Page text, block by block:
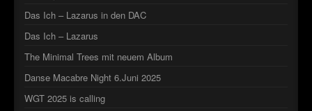
►
►
Das Ich – Lazarus in den DAC
Das Ich – Lazarus
The Minimal Trees mit neuem Album
Danse Macabre Night 6.Juni 2025
WGT 2025 is calling